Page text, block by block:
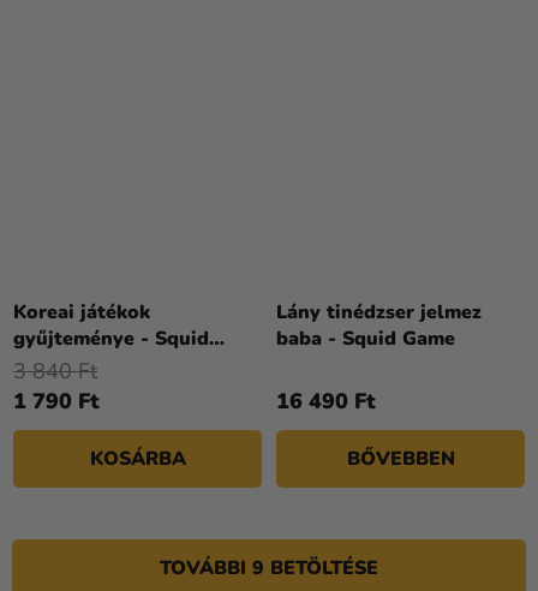
Koreai játékok
gyűjteménye - Squid
Game
1 790 Ft
3 840 Ft
KOSÁRBA
Lány tinédzser jelmez
baba - Squid Game
16 490 Ft
BŐVEBBEN
TOVÁBBI 9 BETÖLTÉSE